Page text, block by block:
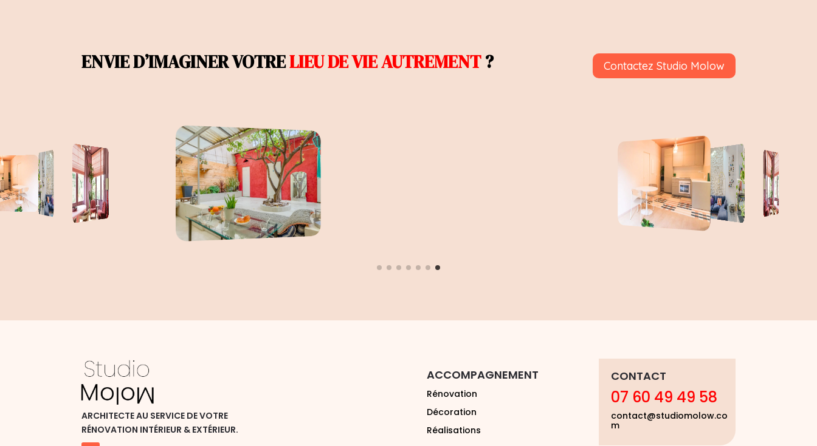
ENVIE D’IMAGINER VOTRELIEU DE VIE AUTREMENT? Contactez Studio Molow
ARCHITECTE AU SERVICE DE VOTRE
RÉNOVATION INTÉRIEUR & EXTÉRIEUR.
ACCOMPAGNEMENT
Rénovation
Décoration
Réalisations
CONTACT
07 60 49 49 58
contact@studiomolow.co
m